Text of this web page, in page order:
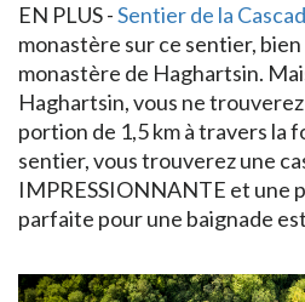
EN PLUS -Sentier de la
monastère sur ce sentier,
monastère de Haghartsin.
Haghartsin, vous ne
portion de 1,5 km à travers la
sentier, vous trouverez une
IMPRESSIONNANTE et une
parfaite pour une baignade